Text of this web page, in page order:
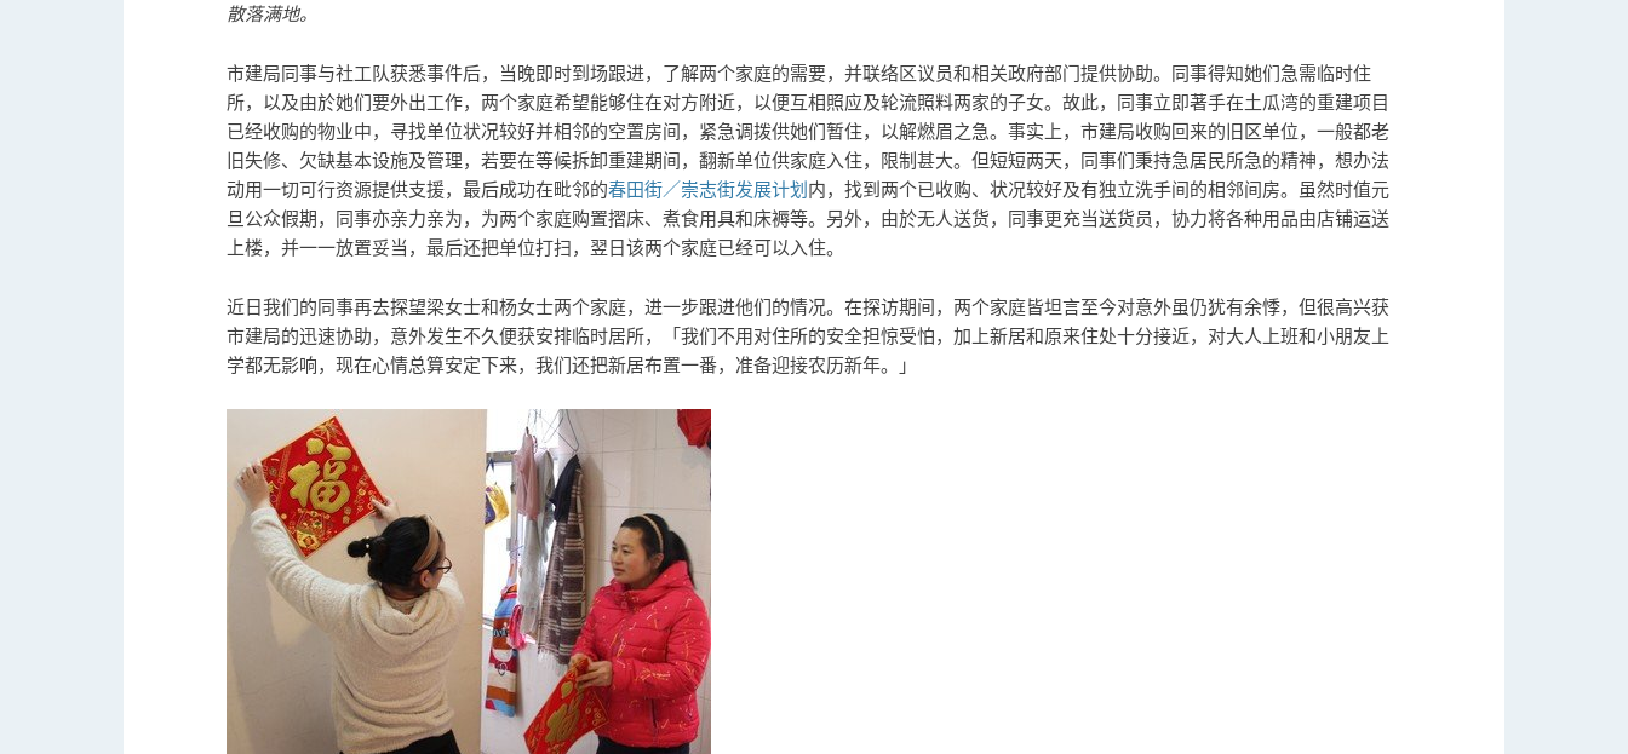
散落满地。
市建局同事与社工队获悉事件后，当晚即时到场跟进，了解两个家庭的需要，并联络区议员和相关政府部门提供协助。同事得知她们急需临时住
所，以及由於她们要外出工作，两个家庭希望能够住在对方附近，以便互相照应及轮流照料两家的子女。故此，同事立即著手在土瓜湾的重建项目
已经收购的物业中，寻找单位状况较好并相邻的空置房间，紧急调拨供她们暂住，以解燃眉之急。事实上，市建局收购回来的旧区单位，一般都老
旧失修、欠缺基本设施及管理，若要在等候拆卸重建期间，翻新单位供家庭入住，限制甚大。但短短两天，同事们秉持急居民所急的精神，想办法
动用一切可行资源提供支援，最后成功在毗邻的春田街／崇志街发展计划内，找到两个已收购、状况较好及有独立洗手间的相邻间房。虽然时值元
旦公众假期，同事亦亲力亲为，为两个家庭购置摺床、煮食用具和床褥等。另外，由於无人送货，同事更充当送货员，协力将各种用品由店铺运送
上楼，并一一放置妥当，最后还把单位打扫，翌日该两个家庭已经可以入住。
近日我们的同事再去探望梁女士和杨女士两个家庭，进一步跟进他们的情况。在探访期间，两个家庭皆坦言至今对意外虽仍犹有余悸，但很高兴获
市建局的迅速协助，意外发生不久便获安排临时居所，「我们不用对住所的安全担惊受怕，加上新居和原来住处十分接近，对大人上班和小朋友上
学都无影响，现在心情总算安定下来，我们还把新居布置一番，准备迎接农历新年。」